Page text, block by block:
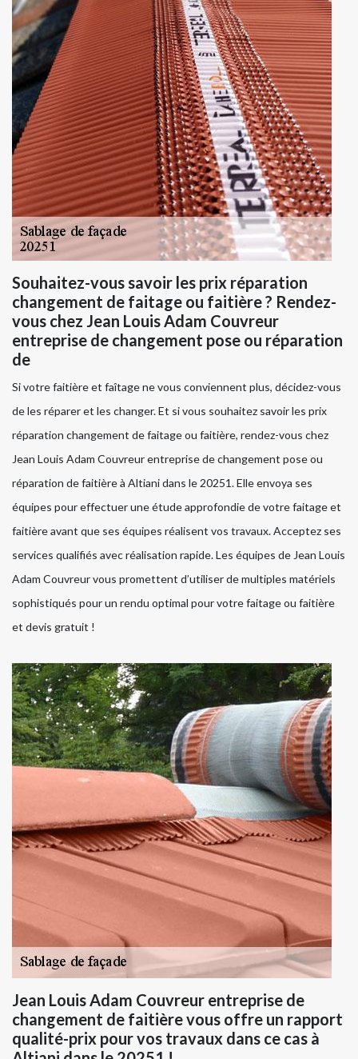
Souhaitez-vous savoir les prix réparation
changement de faitage ou faitière ? Rendez-
vous chez Jean Louis Adam Couvreur
entreprise de changement pose ou réparation
de
Si votre faitière et faîtage ne vous conviennent plus, décidez-vous
de les réparer et les changer. Et si vous souhaitez savoir les prix
réparation changement de faitage ou faitière, rendez-vous chez
Jean Louis Adam Couvreur entreprise de changement pose ou
réparation de faitière à Altiani dans le 20251. Elle envoya ses
équipes pour effectuer une étude approfondie de votre faitage et
faitière avant que ses équipes réalisent vos travaux. Acceptez ses
services qualifiés avec réalisation rapide. Les équipes de Jean Louis
Adam Couvreur vous promettent d’utiliser de multiples matériels
sophistiqués pour un rendu optimal pour votre faitage ou faitière
et devis gratuit !
Jean Louis Adam Couvreur entreprise de
changement de faitière vous offre un rapport
qualité-prix pour vos travaux dans ce cas à